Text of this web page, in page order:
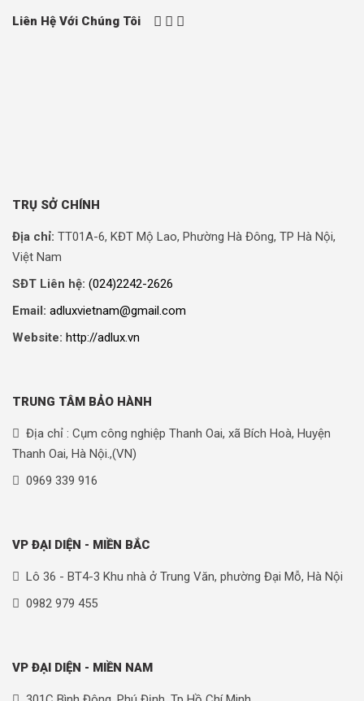
Liên Hệ Với Chúng Tôi
TRỤ SỞ CHÍNH
Địa chỉ: TT01A-6, KĐT Mộ Lao, Phường Hà Đông, TP Hà Nội,
Việt Nam
SĐT Liên hệ: (024)2242-2626
Email: adluxvietnam@gmail.com
Website: http://adlux.vn
TRUNG TÂM BẢO HÀNH
Địa chỉ : Cụm công nghiệp Thanh Oai, xã Bích Hoà, Huyện
Thanh Oai, Hà Nội.,(VN)
0969 339 916
VP ĐẠI DIỆN - MIỀN BẮC
Lô 36 - BT4-3 Khu nhà ở Trung Văn, phường Đại Mỗ, Hà Nội
0982 979 455
VP ĐẠI DIỆN - MIỀN NAM